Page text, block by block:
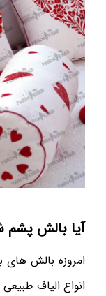
آیا بالش
امروزه بالش های
انواع الیاف